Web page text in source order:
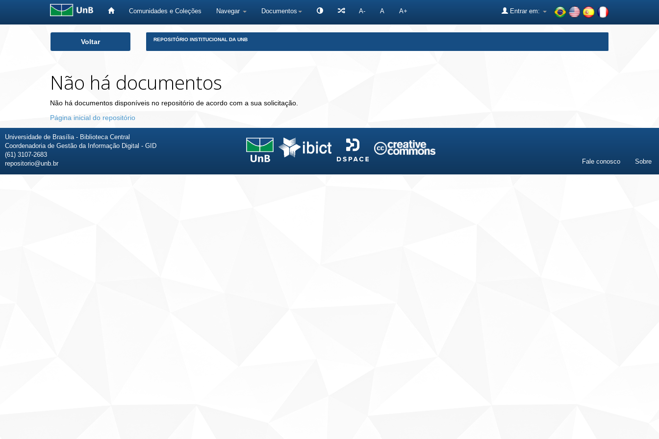
Comunidades e Coleções Navegar Documentos A- A A+ Entrar em:
Voltar REPOSITÓRIO INSTITUCIONAL DA UNB
Não há documentos
Não há documentos disponíveis no repositório de acordo com a sua solicitação.
Página inicial do repositório
Universidade de Brasília - Biblioteca Central
Coordenadoria de Gestão da Informação Digital - GID
(61) 3107-2683
repositorio@unb.br
Fale conosco Sobre